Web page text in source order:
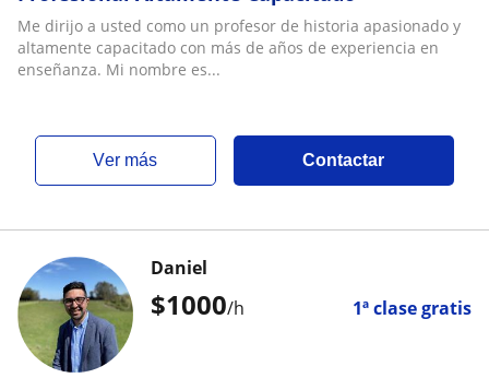
Me dirijo a usted como un profesor de historia apasionado y
altamente capacitado con más de años de experiencia en
enseñanza. Mi nombre es...
ver más Contactar
$1000/h 1ª clase gratis
Daniel